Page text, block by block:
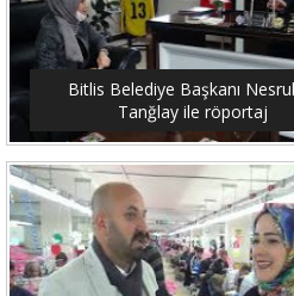
Bitlis Belediye Başkanı
Tanğlay ile röportaj